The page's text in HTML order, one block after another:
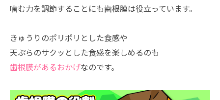
噛む力を調節することにも歯根膜は役立っています。
きゅうりのポリポリとした食感や
天ぷらのサクッとした食感を楽しめるのも
歯根膜があるおかげなのです。